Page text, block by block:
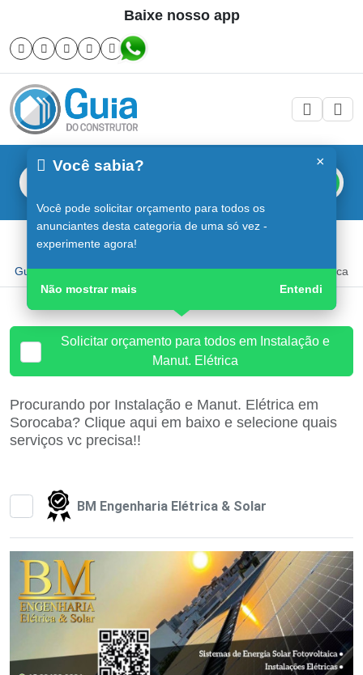
Baixe nosso app
Instalação e Manut. Elétrica em Sorocaba
Guia do Construtor Guia Digital Instalação e Manut. Elétrica
Solicitar orçamento para todos em Instalação e
Manut. Elétrica
×
Você sabia?
Você pode solicitar orçamento para todos os
anunciantes desta categoria de uma só vez -
experimente agora!
Não mostrar mais Entendi
Procurando por Instalação e Manut. Elétrica em
Sorocaba? Clique aqui em baixo e selecione quais
serviços vc precisa!!
BM Engenharia Elétrica & Solar